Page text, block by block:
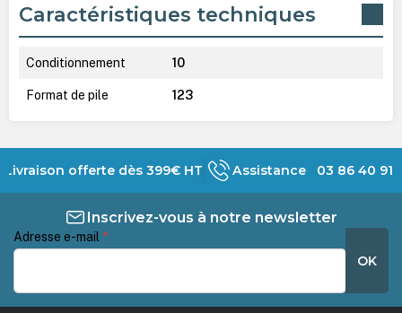
Caractéristiques techniques
Conditionnement 10
Format de pile 123
Livraison offerte dès 399€ HT Assistance 03 86 40 91
Inscrivez-vous à notre newsletter
Adresse e-mail *
OK